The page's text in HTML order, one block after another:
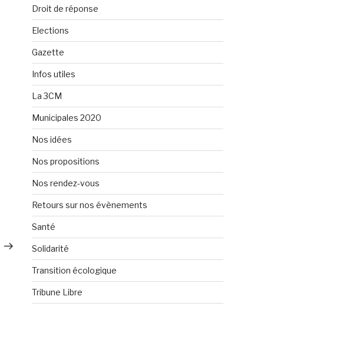
Article
suivant
Droit de réponse
Elections
Gazette
Infos utiles
La 3CM
Municipales 2020
Nos idées
Nos propositions
Nos rendez-vous
Retours sur nos évènements
Santé
Solidarité
Transition écologique
Tribune Libre